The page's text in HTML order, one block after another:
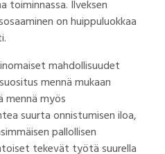
toiminnassa. Ilveksen
on huippuluokkaa
mahdollisuudet
mennä mukaan
mennä myös
suurta onnistumisen iloa,
pallollisen
tekevät työtä suurella